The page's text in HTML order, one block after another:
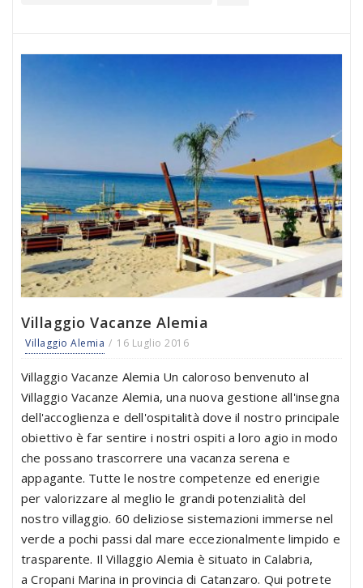
Villaggio Vacanze Alemia
Villaggio Alemia 16 Luglio 2016
Villaggio Vacanze Alemia Un caloroso benvenuto al
Villaggio Vacanze Alemia, una nuova gestione all'insegna
dell'accoglienza e dell'ospitalità dove il nostro principale
obiettivo è far sentire i nostri ospiti a loro agio in modo
che possano trascorrere una vacanza serena e
appagante. Tutte le nostre competenze ed enerigie
per valorizzare al meglio le grandi potenzialità del
nostro villaggio. 60 deliziose sistemazioni immerse nel
verde a pochi passi dal mare eccezionalmente limpido e
trasparente. Il Villaggio Alemia è situato in Calabria,
a Cropani Marina in provincia di Catanzaro. Qui potrete